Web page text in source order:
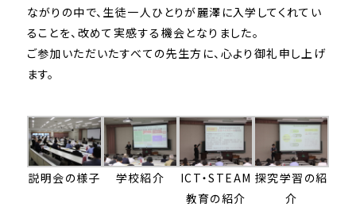
ながりの中で、生徒一人ひとりが麗澤に入学してくれてい
ることを、改めて実感する機会となりました。
ご参加いただいたすべての先生方に、心より御礼申し上げ
ます。
説明会の様子 学校紹介
ICT・STEAM
教育の紹介
探究学習の紹
介